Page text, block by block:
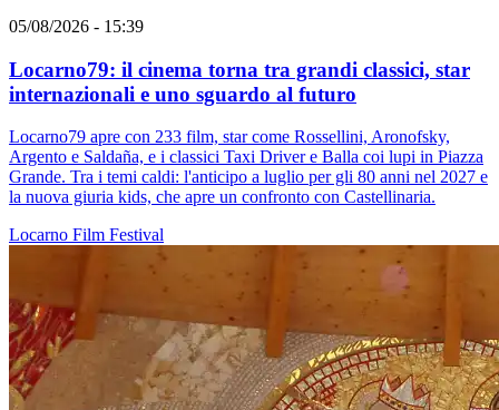
05/08/2026 - 15:39
Locarno79: il cinema torna tra grandi classici, star
internazionali e uno sguardo al futuro
Locarno79 apre con 233 film, star come Rossellini, Aronofsky,
Argento e Saldaña, e i classici Taxi Driver e Balla coi lupi in Piazza
Grande. Tra i temi caldi: l'anticipo a luglio per gli 80 anni nel 2027 e
la nuova giuria kids, che apre un confronto con Castellinaria.
Locarno Film Festival